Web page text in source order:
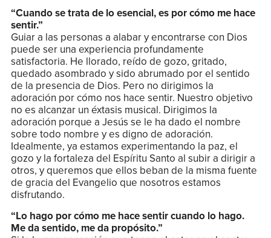
“Cuando se trata de lo esencial, es por cómo me hace
sentir.”
Guiar a las personas a alabar y encontrarse con Dios
puede ser una experiencia profundamente
satisfactoria. He llorado, reído de gozo, gritado,
quedado asombrado y sido abrumado por el sentido
de la presencia de Dios. Pero no dirigimos la
adoración por cómo nos hace sentir. Nuestro objetivo
no es alcanzar un éxtasis musical. Dirigimos la
adoración porque a Jesús se le ha dado el nombre
sobre todo nombre y es digno de adoración.
Idealmente, ya estamos experimentando la paz, el
gozo y la fortaleza del Espíritu Santo al subir a dirigir a
otros, y queremos que ellos beban de la misma fuente
de gracia del Evangelio que nosotros estamos
disfrutando.
“Lo hago por cómo me hace sentir cuando lo hago.
Me da sentido, me da propósito.”